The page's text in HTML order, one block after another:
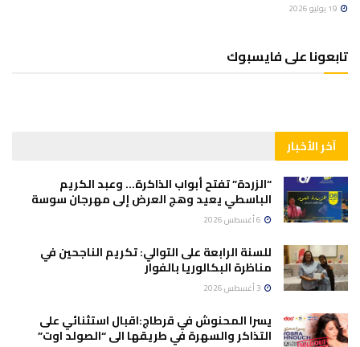
تابعونا على فايسبوك
آخر الأخبار
“الزردة” تفتح أبواب الذاكرة… وعبد الكريم
الباسطي يعيد وهج العرض إلى مهرجان سوسة
للسنة الرابعة على التوالي: تكريم الناجحين في
مناظرة البكالوريا بالفوار
يسرا المحنوش في قرطاج:اقبال استثنائي على
التذاكر والسهرة في طريقها الى “الصولد اوت”